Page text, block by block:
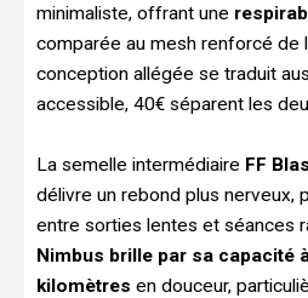
minimaliste, offrant une
comparée au mesh renforcé de
conception allégée se traduit
accessible, 40€ séparent les
La semelle intermédiaire FF
délivre un rebond plus nerveux,
entre sorties lentes et séances
Nimbus brille par sa capacité
kilomètres en douceur,